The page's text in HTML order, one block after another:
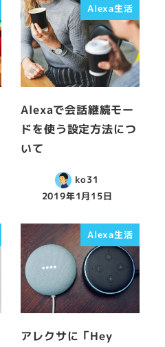
Alexa生活
Alexaで会話継続モー
ドを使う設定方法につ
いて
ko31
2019年1月15日
Alexa生活
アレクサに「Hey